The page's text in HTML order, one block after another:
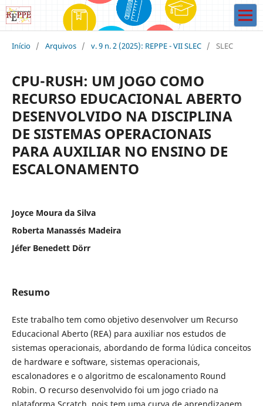
Início / Arquivos / v. 9 n. 2 (2025): REPPE - VII SLEC / SLEC
CPU-RUSH: UM JOGO COMO
RECURSO EDUCACIONAL ABERTO
DESENVOLVIDO NA DISCIPLINA
DE SISTEMAS OPERACIONAIS
PARA AUXILIAR NO ENSINO DE
ESCALONAMENTO
Joyce Moura da Silva
Roberta Manassés Madeira
Jéfer Benedett Dörr
Resumo
Este trabalho tem como objetivo desenvolver um Recurso
Educacional Aberto (REA) para auxiliar nos estudos de
sistemas operacionais, abordando de forma lúdica conceitos
de hardware e software, sistemas operacionais,
escalonadores e o algoritmo de escalonamento Round
Robin. O recurso desenvolvido foi um jogo criado na